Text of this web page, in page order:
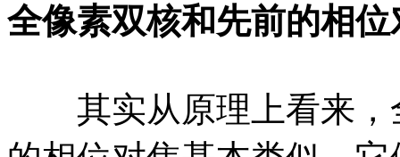
全像素双核和先前的相
其实从原理上看来，